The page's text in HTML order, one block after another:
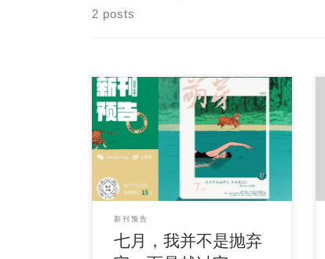
2 posts
新刊预告
七月，我并不是抛弃